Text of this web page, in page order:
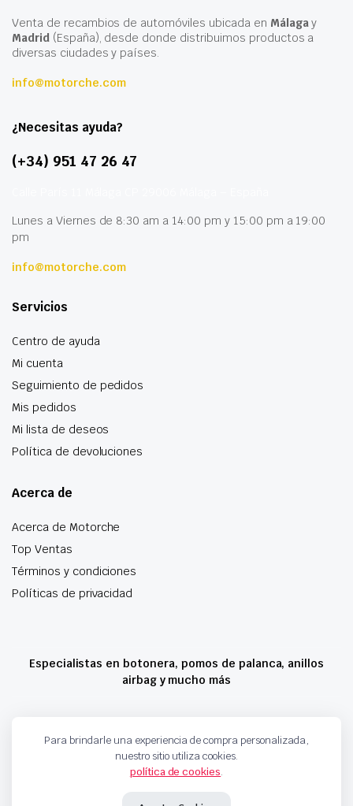
Venta de recambios de automóviles ubicada en Málagay
Madrid(España), desde donde distribuimos productos a
diversas ciudades y países.
info@motorche.com
¿Necesitas ayuda?
(+34) 951 47 26 47
Lunes a Viernes de 8:30 am a 14:00 pm y 15:00 pm a 19:00
pm
info@motorche.com
Servicios
Centro de ayuda
Mi cuenta
Seguimiento de pedidos
Mis pedidos
Mi lista de deseos
Política de devoluciones
Acerca de
Acerca de Motorche
Top Ventas
Términos y condiciones
Políticas de privacidad
Especialistas en botonera, pomos de palanca, anillos
airbag y mucho más
Copyright 2024 © Motorche Autoparts. Todos los derechos reservados
Para brindarle una experiencia de compra personalizada,
nuestro sitio utiliza cookies.
política de cookies.